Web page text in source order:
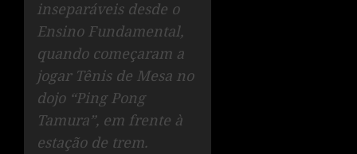
inseparáveis desde o
Ensino Fundamental,
quando começaram a
jogar Tênis de Mesa no
dojo “Ping Pong
Tamura”, em frente à
estação de trem.